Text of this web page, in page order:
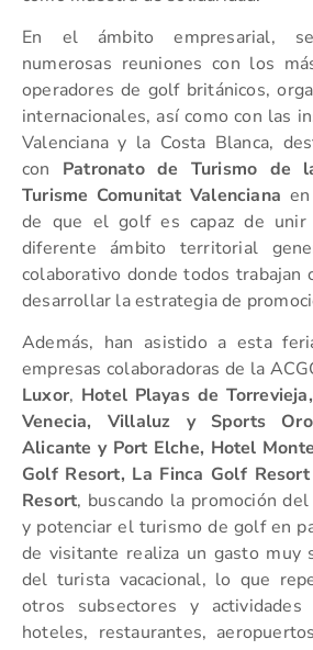
En el ámbito empresarial,
numerosas reuniones con los
operadores de golf británicos,
internacionales, así como con las
Valenciana y la Costa Blanca,
con Patronato de Turismo de
Turisme Comunitat Valenciana
de que el golf es capaz de unir
diferente ámbito territorial
colaborativo donde todos trabajan
desarrollar la estrategia de
Además, han asistido a esta
empresas colaboradoras de la
Luxor, Hotel Playas de Torrevieja,
Venecia, Villaluz y Sports
Alicante y Port Elche, Hotel
Golf Resort, La Finca Golf
Resort, buscando la promoción
y potenciar el turismo de golf en
de visitante realiza un gasto muy
del turista vacacional, lo que
otros subsectores y
hoteles, restaurantes,